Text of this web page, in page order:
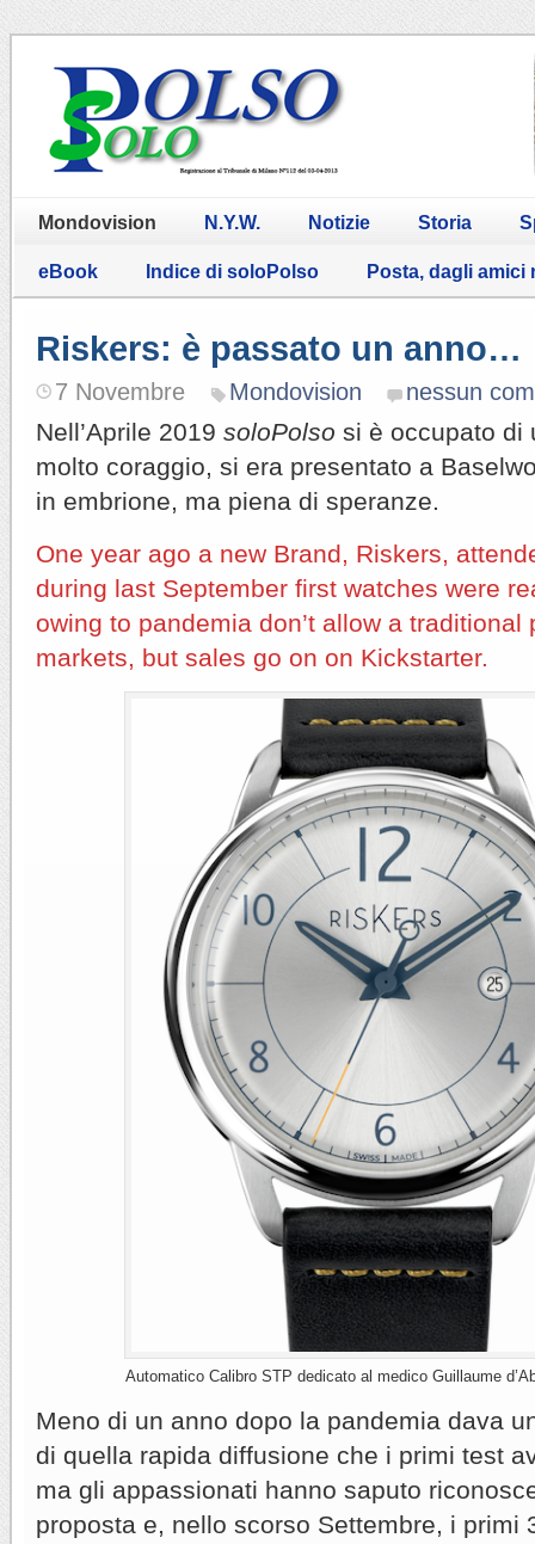
Mondovision N.Y.W. Notizie Storia
eBook Indice di soloPolso Posta, dagli amici
Riskers: è passato un anno…
7 Novembre Mondovision nessun
Nell’Aprile 2019 soloPolso si è occupato di
molto coraggio, si era presentato a
in embrione, ma piena di speranze.
One year ago a new Brand, Riskers,
during last September first watches were
owing to pandemia don’t allow a traditional
markets, but sales go on on Kickstarter.
Automatico Calibro STP dedicato al medico Guillaume
Meno di un anno dopo la pandemia dava
di quella rapida diffusione che i primi test
ma gli appassionati hanno saputo
proposta e, nello scorso Settembre, i primi